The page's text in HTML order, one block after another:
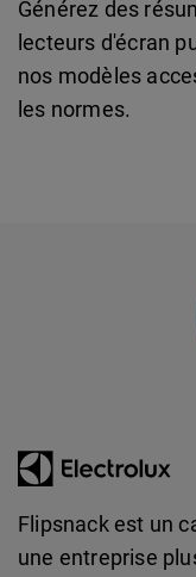
Générez des
lecteurs d'écran
nos modèles
les normes.
Flipsnack est un
une entreprise